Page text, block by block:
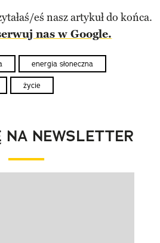
eś nasz artykuł do końca.
nas w Google.
energia słoneczna
życie
NEWSLETTER